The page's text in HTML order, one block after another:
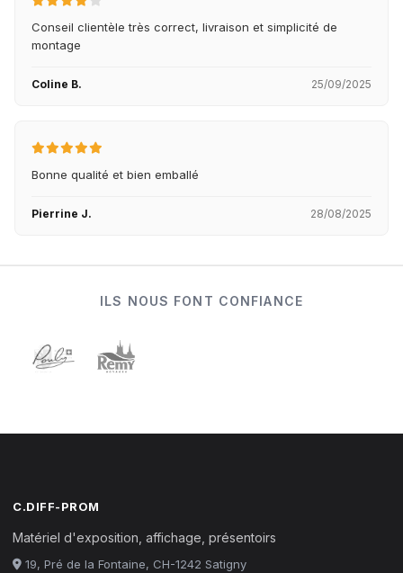
Conseil clientèle très correct, livraison et simplicité de
montage
Coline B. 25/09/2025
Bonne qualité et bien emballé
Pierrine J. 28/08/2025
ILS NOUS FONT CONFIANCE
C.DIFF-PROM
Matériel d'exposition, affichage, présentoirs
19, Pré de la Fontaine, CH-1242 Satigny